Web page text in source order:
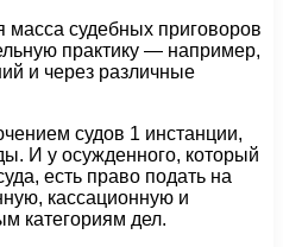
судебных приговоров
практику — например,
и через различные
судов 1 инстанции,
И у осужденного, который
есть право подать на
кассационную и
категориям дел.